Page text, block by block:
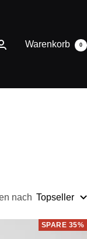
Warenkorb 0
nach Topseller
SPARE 35%